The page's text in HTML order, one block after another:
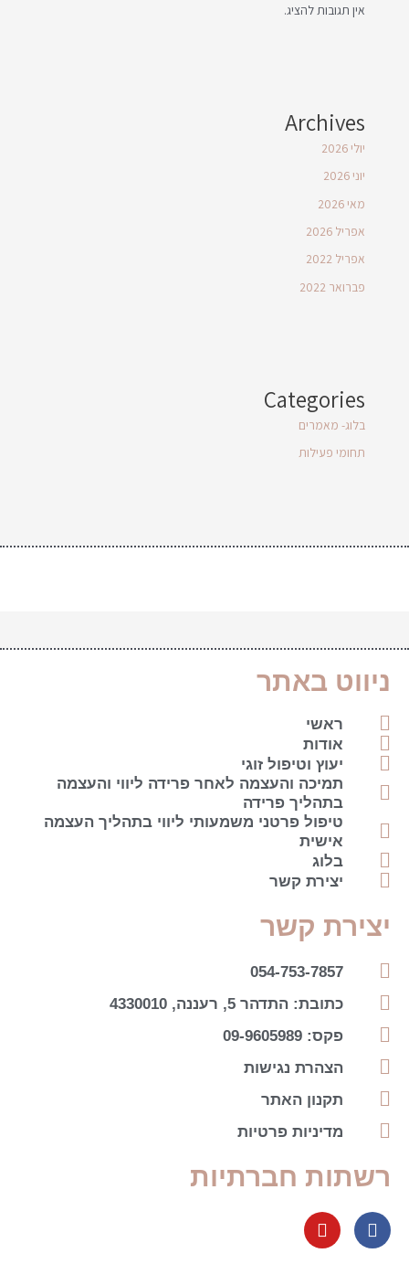
אין תגובות להציג.
Archives
יולי 2026
יוני 2026
מאי 2026
אפריל 2026
אפריל 2022
פברואר 2022
Categories
בלוג- מאמרים
תחומי פעילות
ניווט באתר
ראשי
אודות
יעוץ וטיפול זוגי
תמיכה והעצמה לאחר פרידה ליווי והעצמה
בתהליך פרידה
טיפול פרטני משמעותי ליווי בתהליך העצמה
אישית
בלוג
יצירת קשר
יצירת קשר
054-753-7857
כתובת: התדהר 5, רעננה, 4330010
פקס: 09-9605989
הצהרת נגישות
תקנון האתר
מדיניות פרטיות
רשתות חברתיות